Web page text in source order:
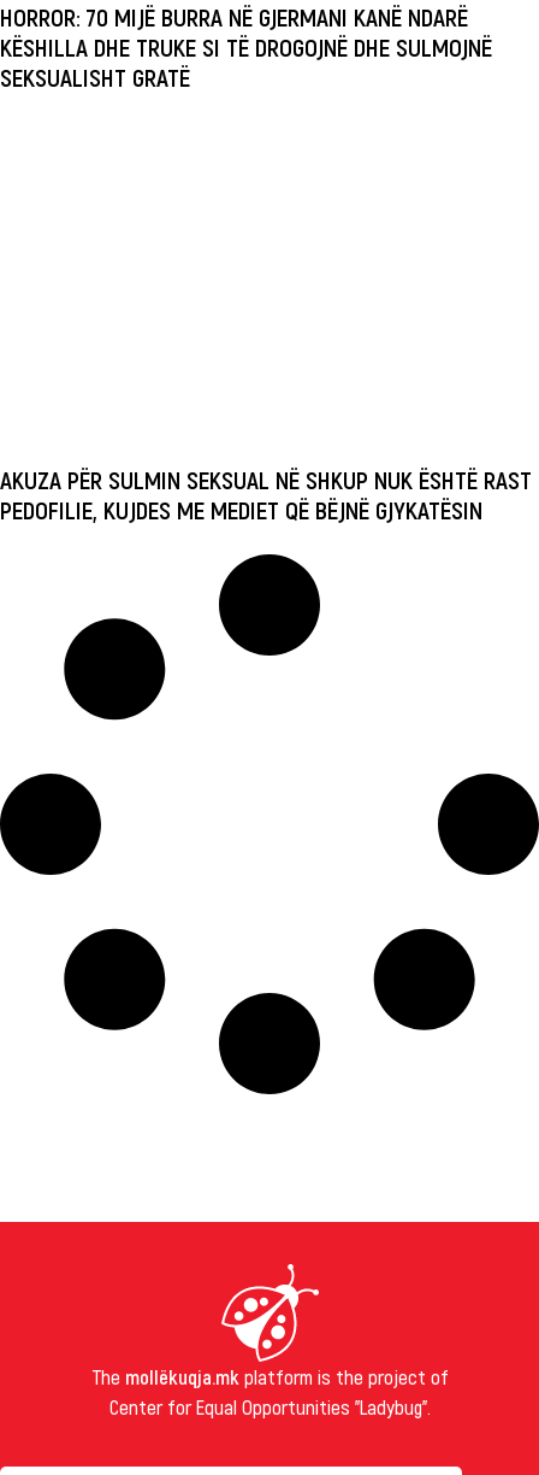
HORROR: 70 MIJË BURRA NË GJERMANI KANË NDARË
KËSHILLA DHE TRUKE SI TË DROGOJNË DHE SULMOJNË
SEKSUALISHT GRATË
AKUZA PËR SULMIN SEKSUAL NË SHKUP NUK ËSHTË RAST
PEDOFILIE, KUJDES ME MEDIET QË BËJNË GJYKATËSIN
The mollëkuqja.mk platform is the project of
Center for Equal Opportunities "Ladybug".